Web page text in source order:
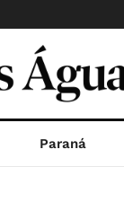
Paraná